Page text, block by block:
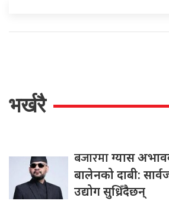
भर्खरै
बजारमाग्यास अभावको
बालेनको दाबी:
उद्योग सुध्रिँदैछन्